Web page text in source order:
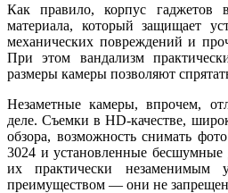
Как правило, корпус гаджетов
материала, который защищает
механических повреждений и
При этом вандализм
размеры камеры позволяют
Незаметные камеры, впрочем,
деле. Съемки в HD-качестве,
обзора, возможность снимать
3024 и установленные
их практически незаменимым
преимуществом — они не